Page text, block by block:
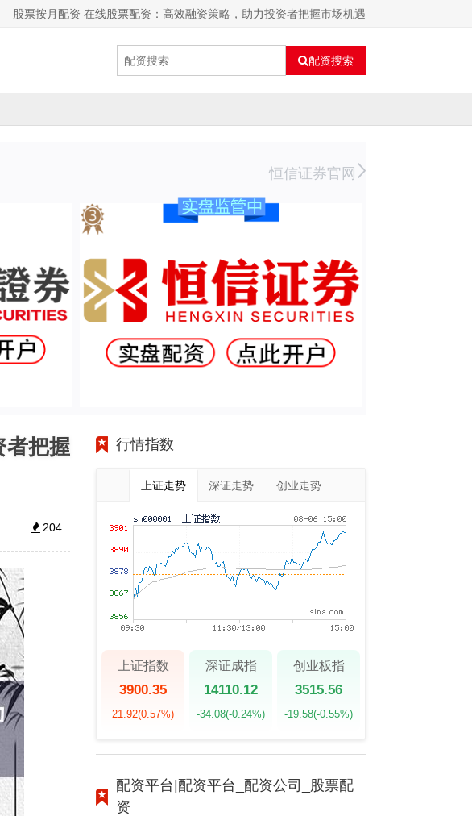
股票按月配资 在线股票配资：高效融资策略，助力投资者把握市场机遇
配资搜索
恒信证券官网
者把握
204
行情指数
上证走势 深证走势 创业走势
上证指数
3900.35
21.92(0.57%)
深证成指
14110.12
-34.08(-0.24%)
创业板指
3515.56
-19.58(-0.55%)
配资平台|配资平台_配资公司_股票配
资